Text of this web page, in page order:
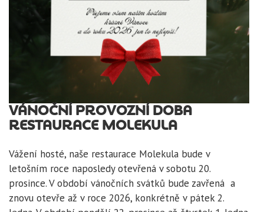
VÁNOČNÍ PROVOZNÍ DOBA
RESTAURACE MOLEKULA
Vážení hosté, naše restaurace Molekula bude v
letošním roce naposledy otevřená v sobotu 20.
prosince. V období vánočních svátků bude zavřená a
znovu otevře až v roce 2026, konkrétně v pátek 2.